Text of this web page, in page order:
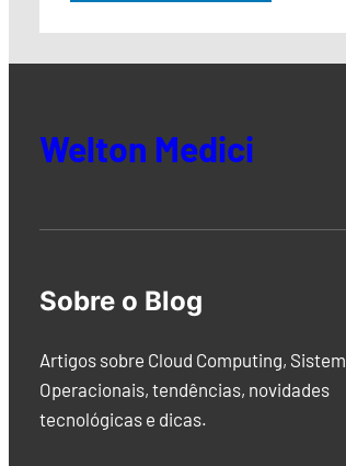
Welton Medici
Sobre o Blog
Artigos sobre Cloud Computing,
Operacionais, tendências, novidades
tecnológicas e dicas.